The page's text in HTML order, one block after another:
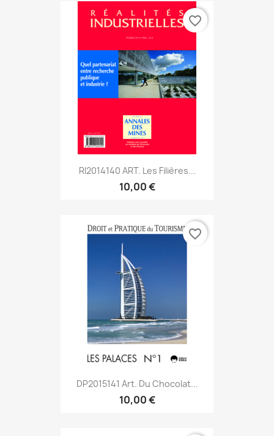
RI2014140 ART. Les Filières...
10,00 €
favorite_border
DP2015141 Art. Du Chocolat...
10,00 €
favorite_border